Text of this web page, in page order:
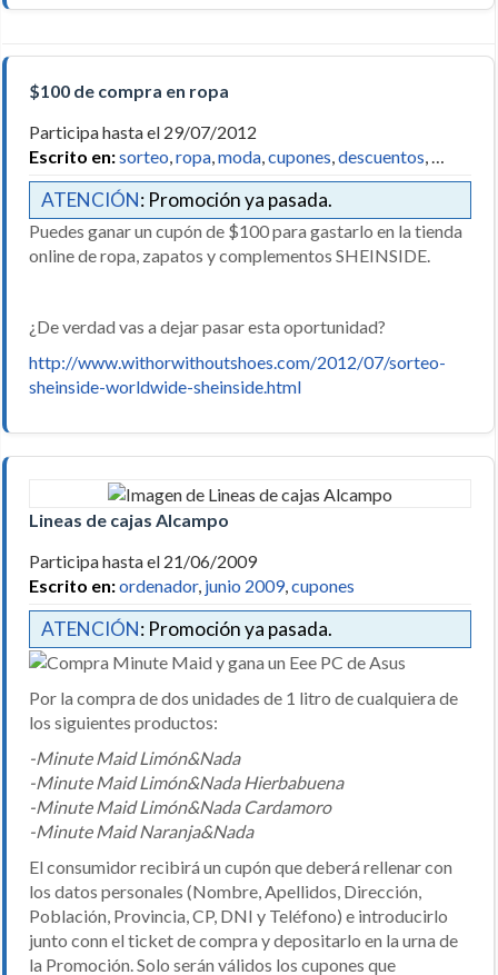
$100 de compra en ropa
Participa hasta el 29/07/2012
Escrito en:sorteo,ropa,moda,cupones,descuentos, …
ATENCIÓN: Promoción ya pasada.
Puedes ganar un cupón de $100 para gastarlo en la tienda
online de ropa, zapatos y complementos SHEINSIDE.
¿De verdad vas a dejar pasar esta oportunidad?
http://www.withorwithoutshoes.com/2012/07/sorteo-
sheinside-worldwide-sheinside.html
Lineas de cajas Alcampo
Participa hasta el 21/06/2009
Escrito en:ordenador, junio 2009, cupones
ATENCIÓN: Promoción ya pasada.
Por la compra de dos unidades de 1 litro de cualquiera de
los siguientes productos:
-Minute Maid Limón&Nada
-Minute Maid Limón&Nada Hierbabuena
-Minute Maid Limón&Nada Cardamoro
-Minute Maid Naranja&Nada
El consumidor recibirá un cupón que deberá rellenar con
los datos personales (Nombre, Apellidos, Dirección,
Población, Provincia, CP, DNI y Teléfono) e introducirlo
junto conn el ticket de compra y depositarlo en la urna de
la Promoción. Solo serán válidos los cupones que